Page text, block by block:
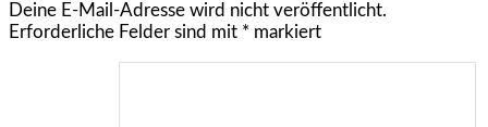
Deine E-Mail-Adresse wird nicht veröffentlicht.
Erforderliche Felder sind mit * markiert